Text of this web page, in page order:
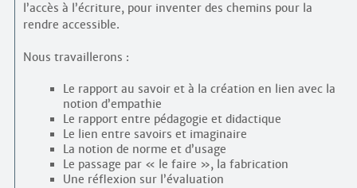
l’accès à l’écriture, pour inventer des chemins pour la
rendre accessible.
Nous travaillerons :
Le rapport au savoir et à la création en lien avec la
notion d’empathie
Le rapport entre pédagogie et didactique
Le lien entre savoirs et imaginaire
La notion de norme et d’usage
Le passage par « le faire », la fabrication
Une réflexion sur l’évaluation